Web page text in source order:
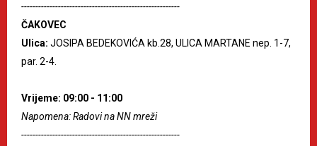
--------------------------------------------------------
ČAKOVEC
Ulica: JOSIPA BEDEKOVIĆA kb.28, ULICA MARTANE nep. 1-7,
par. 2-4.
Vrijeme: 09:00 - 11:00
Napomena: Radovi na NN mreži
--------------------------------------------------------